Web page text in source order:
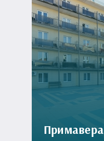
Примавера